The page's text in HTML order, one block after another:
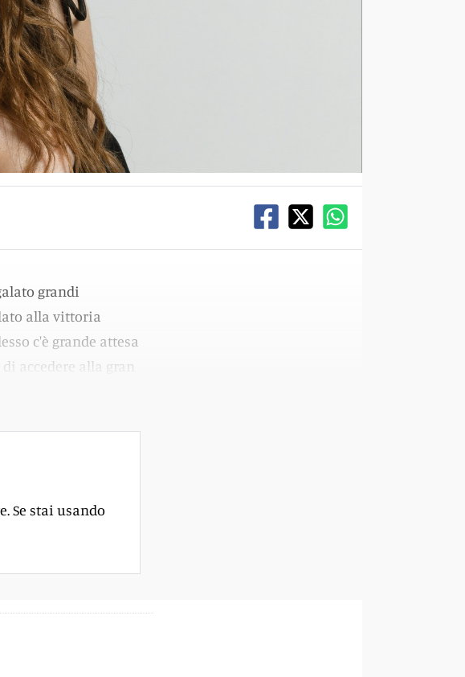
grandi
alla vittoria
c'è grande attesa
accedere alla gran
Se stai usando